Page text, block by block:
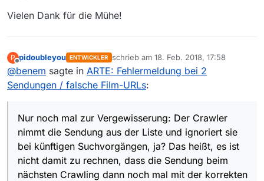
Vielen Dank für die Mühe!
P
Offline
pidoubleyou ENTWICKLER schrieb am 18. Feb. 2018, 17:58
zuletzt editiert von
@benem sagte in ARTE: Fehlermeldung bei 2
Sendungen / falsche Film-URLs:
Nur noch mal zur Vergewisserung: Der Crawler
nimmt die Sendung aus der Liste und ignoriert sie
bei künftigen Suchvorgängen, ja? Das heißt, es ist
nicht damit zu rechnen, dass die Sendung beim
nächsten Crawling dann noch mal mit der korrekten